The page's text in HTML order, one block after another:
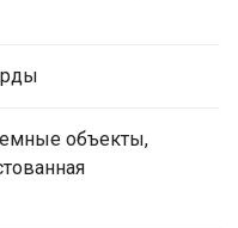
объекты,